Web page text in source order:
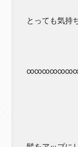
とっても気持